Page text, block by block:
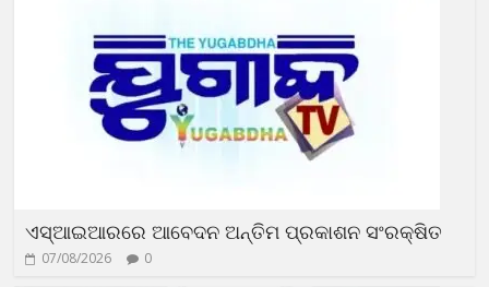
ଏସ୍‌ଆଇଆରରେ ଆବେଦନ ଅନ୍ତିମ ପ୍ରକାଶନ ସଂରକ୍ଷିତ
07/08/2026 0